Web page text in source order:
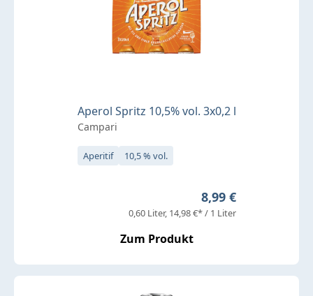
Aperol Spritz 10,5% vol. 3x0,2 l
Campari
Aperitif 10,5 % vol.
Regulärer Preis:
8,99 €
0,60 Liter 14,98 €* / 1 Liter
Zum Produkt